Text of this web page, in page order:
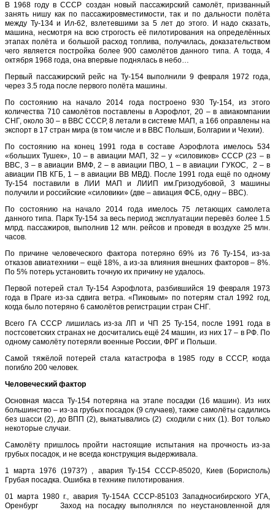
В 1968 году в СССР создан новый пассажирский самолёт, призванный
занять нишу как по пассажировместимости, так и по дальности полёта
между Ту-134 и Ил-62, взлетевшими за 5 лет до этого. И надо сказать,
машина, несмотря на всю строгость её пилотирования на определённых
этапах полёта и большой расход топлива, получилась, доказательством
чего является постройка более 900 самолётов данного типа. А тогда, 4
октября 1968 года, она впервые поднялась в небо…
Первый пассажирский рейс на Ту-154 выполнили 9 февраля 1972 года,
через 3.5 года после первого полёта машины.
По состоянию на начало 2014 года построено 930 Ту-154, из этого
количества 710 самолётов поставлены в Аэрофлот, 20 – в авиакомпании
СНГ, около 30 – в ВВС СССР, 8 летали в системе МАП, а 166 оправлены на
экспорт в 17 стран мира (в том числе и в ВВС Польши, Болгарии и Чехии).
По состоянию на конец 1991 года в составе Аэрофлота имелось 534
«больших Тушек», 10 – в авиации МАП, 32 – у «силовиков» СССР (23 – в
ВВС, 3 ­– в авиации ВМФ, 2 – в авиации ПВО, 1 – в авиации ГУКОС, 2 – в
авиации ПВ КГБ, 1 – в авиации ВВ МВД). После 1991 года ещё по одному
Ту-154 поставили в ЛИИ МАП и ЛИИП им.Гризодубовой, 3 машины
получили и российские «силовики» (две – авиация ФСБ, одну – ВВС).
По состоянию на начало 2014 года имелось 75 летающих самолета
данного типа. Парк Ту-154 за весь период эксплуатации перевёз более 1.5
млрд. пассажиров, выполнив 12 млн. рейсов и проведя в воздухе 25 млн.
часов.
По причине человеческого фактора потеряно 69% из 76 Ту-154, из-за
отказов авиатехники – ещё 18%, а из-за влияния внешних факторов – 8%.
По 5% потерь установить точную их причину не удалось.
Первой потерей стал Ту-154 Аэрофлота, разбившийся 19 февраля 1973
года в Праге из-за сдвига ветра. «Пиковым» по потерям стал 1992 год,
когда было потеряно 6 самолётов регистрации стран СНГ.
Всего ГА СССР лишилась из-за ЛП и ЧП 25 Ту-154, после 1991 года в
постсоветских странах не досчитались ещё 24 машин, из них 17 – в РФ. По
одному самолёту потеряли военные России, ФРГ и Польши.
Самой тяжёлой потерей стала катастрофа в 1985 году в СССР, когда
погибло 200 человек.
Человеческий фактор
Основная масса Ту-154 потеряна на этапе посадки (16 машин). Из них
большинство – из-за грубых посадок (9 случаев), также самолёты садились
без шасси (2), до ВПП (2), выкатывались (2) сходили с них (1). Вот только
некоторые случаи.
Самолёту пришлось пройти настоящие испытания на прочность из-за
грубых посадок, и не всегда конструкция выдерживала.
1 марта 1976 (1973?) , авария Ту-154 СССР-85020, Киев (Борисполь)
Грубая посадка. Ошибка в технике пилотирования.
01 марта 1980 г., авария Ту-154А СССР-85103 Западносибирского УГА,
Оренбург Заход на посадку выполнялся по неустановленной для